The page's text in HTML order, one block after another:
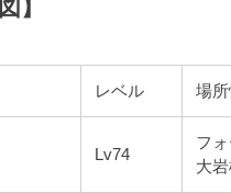
】
レベル 場
Lv74
フ
大